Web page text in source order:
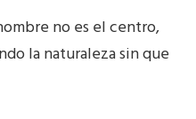
no es el centro,
la naturaleza sin que